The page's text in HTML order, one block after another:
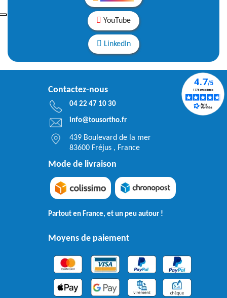
YouTube
LinkedIn
Contactez-nous
04 22 47 10 30
info@tousortho.fr
439 Boulevard de la mer
83600 Fréjus , France
Mode de livraison
Partout en France, et un peu autour !
Moyens de paiement